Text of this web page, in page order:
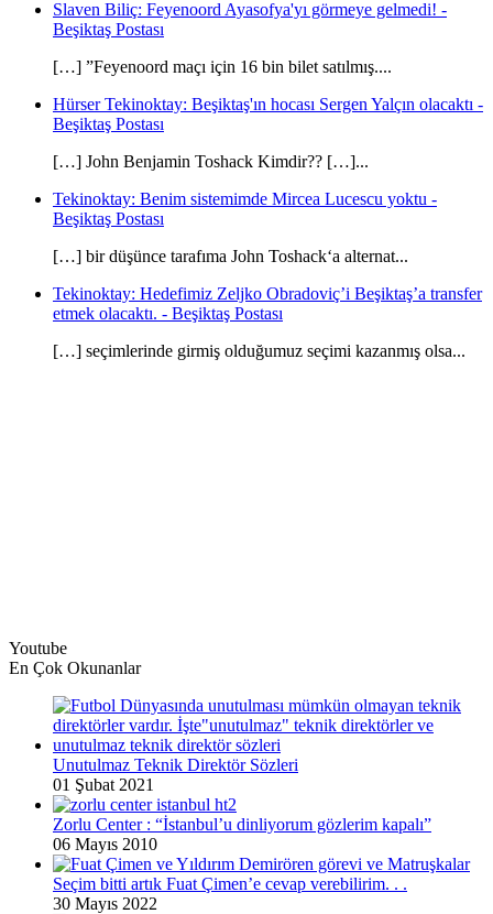
Slaven Biliç: Feyenoord Ayasofya'yı görmeye gelmedi! -
Beşiktaş Postası
[…] ”Feyenoord maçı için 16 bin bilet satılmış....
Hürser Tekinoktay: Beşiktaş'ın hocası Sergen Yalçın olacaktı -
Beşiktaş Postası
[…] John Benjamin Toshack Kimdir?? […]...
Tekinoktay: Benim sistemimde Mircea Lucescu yoktu -
Beşiktaş Postası
[…] bir düşünce tarafıma John Toshack‘a alternat...
Tekinoktay: Hedefimiz Zeljko Obradoviç’i Beşiktaş’a transfer
etmek olacaktı. - Beşiktaş Postası
[…] seçimlerinde girmiş olduğumuz seçimi kazanmış olsa...
Youtube
En Çok Okunanlar
Unutulmaz Teknik Direktör Sözleri
01 Şubat 2021
Zorlu Center : “İstanbul’u dinliyorum gözlerim kapalı”
06 Mayıs 2010
Seçim bitti artık Fuat Çimen’e cevap verebilirim. . .
30 Mayıs 2022